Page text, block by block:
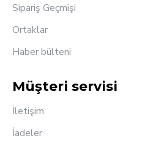
Sipariş Geçmişi
Ortaklar
Haber bülteni
Müşteri servisi
İletişim
İadeler